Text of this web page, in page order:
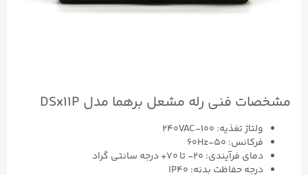
مشخصات فنی رله مشعل برهما مدل DSx11P
ولتاژ تغذیه: ۱۰۰-240VAC
فرکانس: ۵۰-60Hz
دمای فرآیندی: ۲۰- تا ۷۰+ درجه سانتی گراد
درجه حفاظت بدنه: IP40